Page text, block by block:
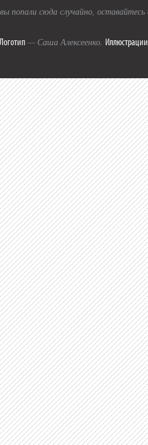
попали сюда случайно,
Логотип — Саша Алексеенко. Иллюстрации